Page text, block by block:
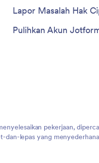
Lapor Masalah Hak
Pulihkan Akun
pekerjaan,
lepas yang